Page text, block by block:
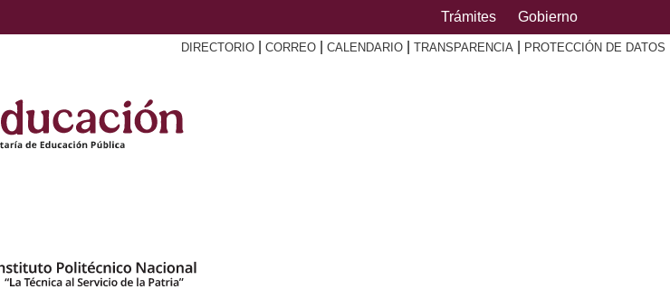
Trámites Gobierno
DIRECTORIO CORREO CALENDARIO TRANSPARENCIA PROTECCIÓN DE DATOS